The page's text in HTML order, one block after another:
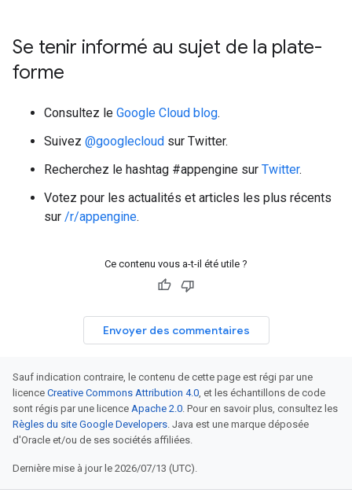
Se tenir informé au sujet de la plate-
forme
Consultez le Google Cloud blog.
Suivez @googlecloud sur Twitter.
Recherchez le hashtag #appengine sur Twitter.
Votez pour les actualités et articles les plus récents
sur /r/appengine.
Ce contenu vous a-t-il été utile ?
Envoyer des commentaires
Sauf indication contraire, le contenu de cette page est régi par une
licence Creative Commons Attribution 4.0, et les échantillons de code
sont régis par une licence Apache 2.0. Pour en savoir plus, consultez les
Règles du site Google Developers. Java est une marque déposée
d'Oracle et/ou de ses sociétés affiliées.
Dernière mise à jour le 2026/07/13 (UTC).